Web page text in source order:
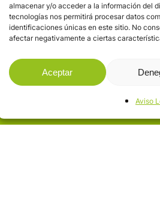
almacenar y/o acceder a la información del
tecnologías nos permitirá procesar datos
identificaciones únicas en este sitio. No
afectar negativamente a ciertas
Aceptar
Aviso
VALLE DEL PAS
VALLE DEL PISUEÑA
PROYECTOS
SERVICIOS
AVISO LEGAL